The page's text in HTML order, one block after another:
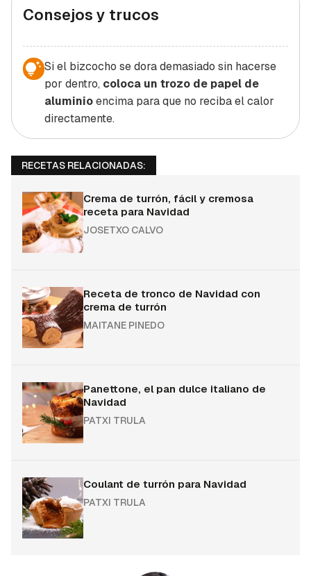
Consejos y trucos
Si el bizcocho se dora demasiado sin hacerse
por dentro, coloca un trozo de papel de
aluminioencima para que no reciba el calor
directamente.
RECETAS RELACIONADAS:
Crema de turrón, fácil y cremosa
receta para Navidad
JOSETXO CALVO
Receta de tronco de Navidad con
crema de turrón
MAITANE PINEDO
Panettone, el pan dulce italiano de
Navidad
PATXI TRULA
Coulant de turrón para Navidad
PATXI TRULA